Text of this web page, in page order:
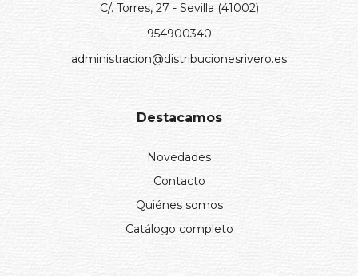
C/. Torres, 27 - Sevilla (41002)
954900340
administracion@distribucionesrivero.es
Destacamos
Novedades
Contacto
Quiénes somos
Catálogo completo